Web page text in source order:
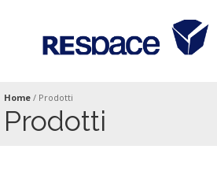
Home / Prodotti
Prodotti